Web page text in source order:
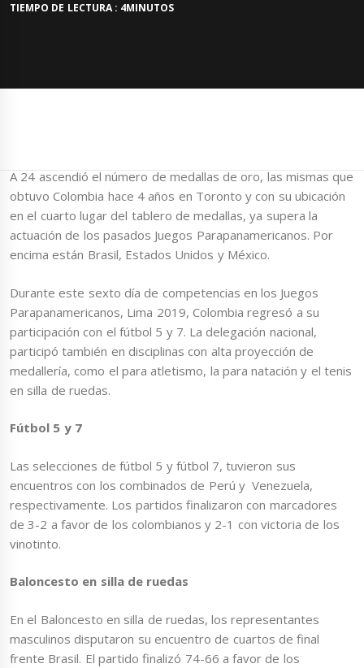
TIEMPO DE LECTURA : 4MINUTOS
A 24 ascendió el número de medallas de oro, las mismas que
obtuvo Colombia hace 4 años en Toronto y con su ubicación
en el cuarto lugar del tablero de medallas, ya supera la
actuación de los pasados Juegos Parapanamericanos. Por
encima están Brasil, Estados Unidos y México.
Durante este sexto día de competencias en los Juegos
Parapanamericanos, Lima 2019, Colombia regresó a su
participación con el fútbol 5 y 7. La delegación nacional,
participó también en disciplinas con alta proyección de
medallería, como el para atletismo, la para natación y el tenis
en silla de ruedas.
Fútbol 5 y 7
Las selecciones de fútbol 5 y fútbol 7, tuvieron sus
encuentros con los combinados de Perú y Venezuela,
respectivamente. Los partidos finalizaron con marcadores
de 3-2 a favor de los colombianos y 2-1 con victoria de los
vinotinto.
Baloncesto en silla de ruedas
En el Baloncesto en silla de ruedas, los representantes
masculinos disputaron su encuentro de cuartos de final
frente Brasil. El partido finalizó 74-66 a favor de los